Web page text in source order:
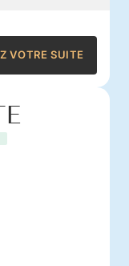
VOTRE SUITE